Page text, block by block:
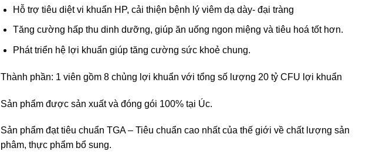
Hỗ trợ tiêu diệt vi khuẩn HP, cải thiện bệnh lý viêm dạ dày- đại tràng
Tăng cường hấp thu dinh dưỡng, giúp ăn uống ngon miệng và tiêu hoá tốt hơn.
Phát triển hệ lợi khuẩn giúp tăng cường sức khoẻ chung.
Thành phần: 1 viên gồm 8 chủng lợi khuẩn với tổng số lượng 20 tỷ CFU lợi khuẩn
Sản phẩm được sản xuất và đóng gói 100% tại Úc.
Sản phẩm đạt tiêu chuẩn TGA – Tiêu chuẩn cao nhất của thế giới về chất lượng sản
phâm, thực phẩm bổ sung.